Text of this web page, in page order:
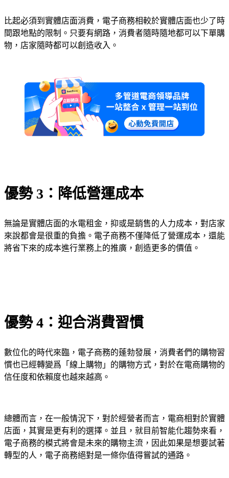
比起必須到實體店面消費，電子商務相較於實體店面也少了時
間跟地點的限制。只要有網路，消費者隨時隨地都可以下單購
物，店家隨時都可以創造收入。
優勢 3：降低營運成本
無論是實體店面的水電租金，抑或是銷售的人力成本，對店家
來說都會是很重的負擔。電子商務不僅降低了營運成本，還能
將省下來的成本進行業務上的推廣，創造更多的價值。
優勢 4：迎合消費習慣
數位化的時代來臨，電子商務的蓬勃發展，消費者們的購物習
慣也已經轉變爲「線上購物」的購物方式，對於在電商購物的
信任度和依賴度也越來越高。
總體而言，在一般情況下，對於經營者而言，電商相對於實體
店面，其實是更有利的選擇。並且，就目前智能化趨勢來看，
電子商務的模式將會是未來的購物主流，因此如果是想要試著
轉型的人，電子商務絕對是一條你值得嘗試的通路。